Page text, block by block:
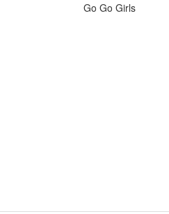
Go Go Girls